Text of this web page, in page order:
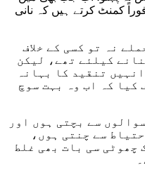
کمنٹ کرتے ہیں کہ نانی
نہ تو کسی کے خلاف
کیلئے تھے، لیکن
تنقید کا
بہانہ
کیا کہ
اب وہ بہت سوچ
سے بچتی ہوں اور
سے چنتی ہوں ،
چھوٹی سی بات بھی غلط